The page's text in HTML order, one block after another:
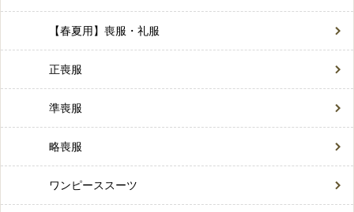
【春夏用】喪服・礼服
正喪服
準喪服
略喪服
ワンピーススーツ